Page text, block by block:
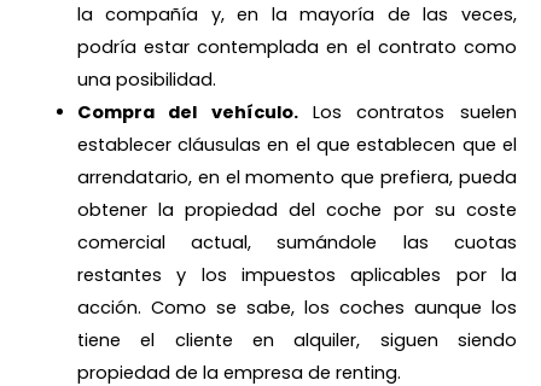
la compañía y, en la mayoría de las veces,
podría estar contemplada en el contrato como
una posibilidad.
Compra del vehículo. Los contratos suelen
establecer cláusulas en el que establecen que el
arrendatario, en el momento que prefiera, pueda
obtener la propiedad del coche por su coste
comercial actual, sumándole las cuotas
restantes y los impuestos aplicables por la
acción. Como se sabe, los coches aunque los
tiene el cliente en alquiler, siguen siendo
propiedad de la empresa de renting.